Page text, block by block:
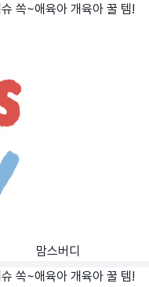
쏙~애육아 개육아 꿀 템!
맘스버디
쏙~애육아 개육아 꿀 템!